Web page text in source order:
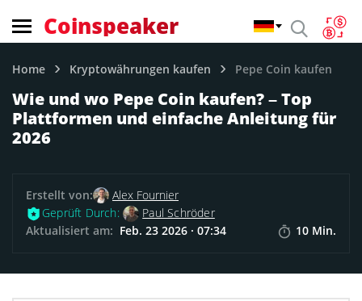
Coinspeaker
Home Kryptowährungen kaufen Pepe Coin kaufen
Wie und wo Pepe Coin kaufen? – Top
Plattformen und einfache Anleitung für
2026
Erstellt von:
Alex Fournier
Geprüft Durch:
Paul Schröder
Aktualisiert am: Feb. 23 2026 · 07:34 10 Min.